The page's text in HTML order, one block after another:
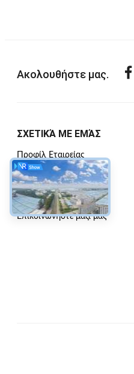
Ακολουθήστε μας.
ΣΧΕΤΙΚΆ ΜΕ ΕΜΆΣ
Προφίλ Εταιρείας
Επισκεψή εργοστασίου
Έλεγχος ποιότητας
Επικοινωνήστε μαζί μας